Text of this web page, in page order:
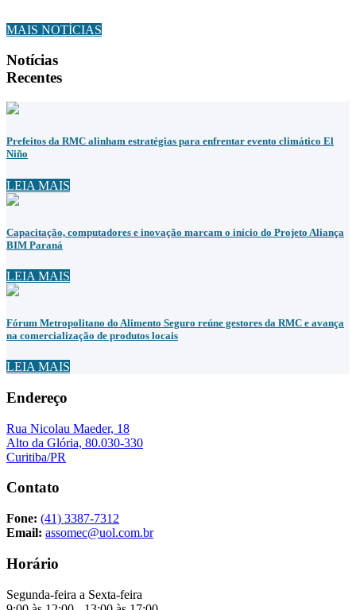
MAIS NOTÍCIAS
Notícias
Recentes
Prefeitos da RMC alinham estratégias para enfrentar evento climático El
Niño
LEIA MAIS
Capacitação, computadores e inovação marcam o início do Projeto Aliança
BIM Paraná
LEIA MAIS
Fórum Metropolitano do Alimento Seguro reúne gestores da RMC e avança
na comercialização de produtos locais
LEIA MAIS
Endereço
Rua Nicolau Maeder, 18
Alto da Glória, 80.030-330
Curitiba/PR
Contato
Fone: (41) 3387-7312
Email: assomec@uol.com.br
Horário
Segunda-feira a Sexta-feira